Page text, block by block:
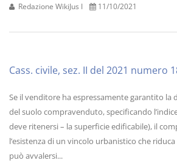
Redazione WikiJus I 11/10/2021
Cass. civile, sez. II del 2021 numero
Se il venditore ha espressamente garantito la
del suolo compravenduto, specificando
deve ritenersi – la superficie edificabile), il
l’esistenza di un vincolo urbanistico che
può avvalersi...